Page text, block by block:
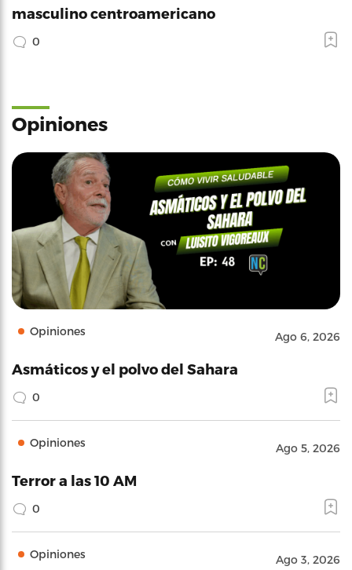
masculino centroamericano
0
Opiniones
Opiniones Ago 6, 2026
Asmáticos y el polvo del Sahara
0
Opiniones Ago 5, 2026
Terror a las 10 AM
0
Opiniones Ago 3, 2026